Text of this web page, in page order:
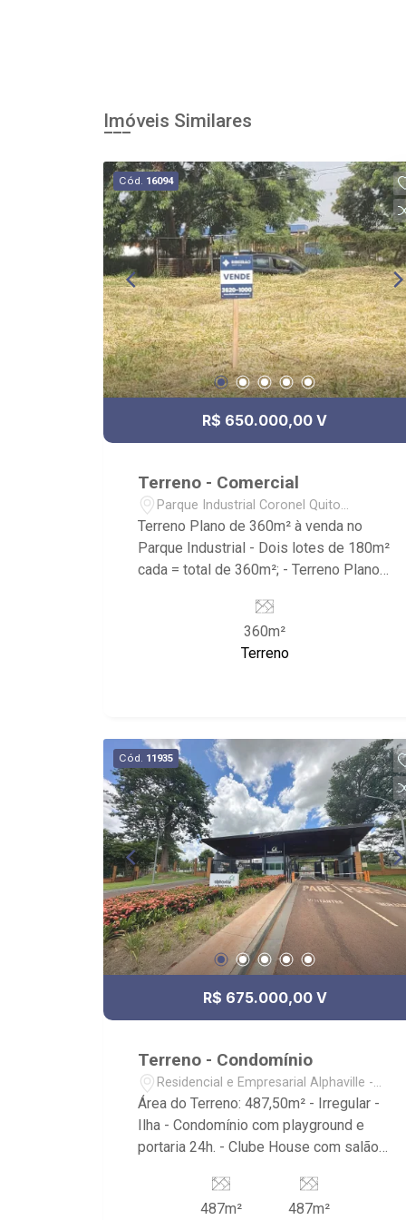
Imóveis Similares
Cód. 16094
R$ 650.000,00 V
Terreno - Comercial
Parque Industrial Coronel Quito
Junqueira - Ribeirão Preto/SP
Terreno Plano de 360m² à venda no
Parque Industrial - Dois lotes de 180m²
cada = total de 360m²; - Terreno Plano;
360m²
Terreno
Cód. 11935
R$ 675.000,00 V
Terreno - Condomínio
Residencial e Empresarial Alphaville -
Ribeirão Preto/SP
Área do Terreno: 487,50m² - Irregular -
Ilha - Condomínio com playground e
portaria 24h. - Clube House com salão
campo de futebol e piscinas. -
Localizado próximo ao clube house,
487m² 487m²